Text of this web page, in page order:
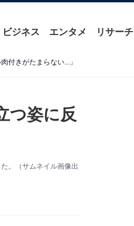
ビジネス エンタメ リサーチ
付きがたまらない...」
つ姿に反
。（サムネイル画像出